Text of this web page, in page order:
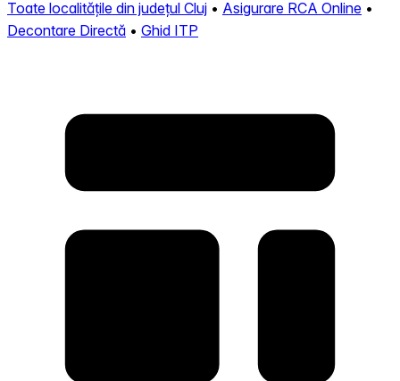
Toate localitățile din județul Cluj • Asigurare RCA Online •
Decontare Directă • Ghid ITP